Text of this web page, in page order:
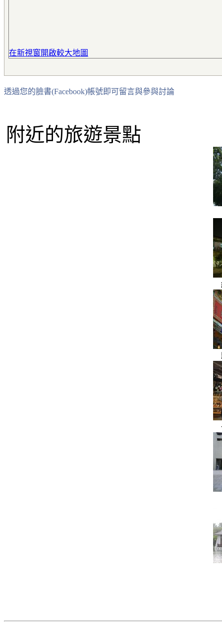
在新視窗開啟較大地圖
透過您的臉書(Facebook)帳號即可留言與參與討論
附近的旅遊景點